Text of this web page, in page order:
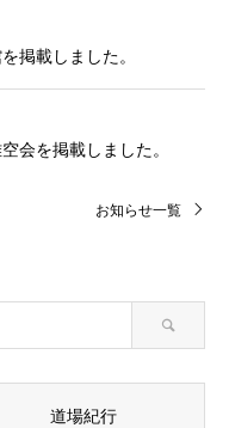
掲載しました。
会を掲載しました。
お知らせ一覧
道場紀行